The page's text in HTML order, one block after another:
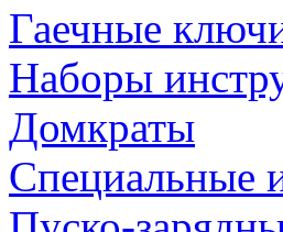
Гаечные
Наборы
Домкраты
Специальные